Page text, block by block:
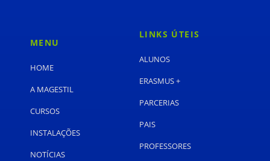
MENU
HOME
A MAGESTIL
CURSOS
INSTALAÇÕES
NOTÍCIAS
LINKS ÚTEIS
ALUNOS
ERASMUS +
PARCERIAS
PAIS
PROFESSORES